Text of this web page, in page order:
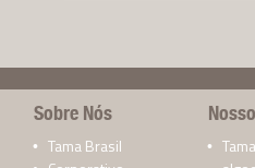
Sobre Nós
Tama Brasil